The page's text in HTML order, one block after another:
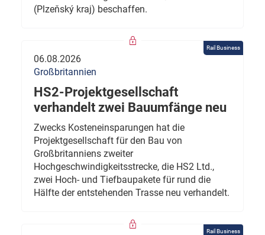
(Plzeňský kraj) beschaffen.
Rail Business
06.08.2026
Großbritannien
HS2-Projektgesellschaft
verhandelt zwei Bauumfänge neu
Zwecks Kosteneinsparungen hat die
Projektgesellschaft für den Bau von
Großbritanniens zweiter
Hochgeschwindigkeitsstrecke, die HS2 Ltd.,
zwei Hoch- und Tiefbaupakete für rund die
Hälfte der entstehenden Trasse neu verhandelt.
Rail Business